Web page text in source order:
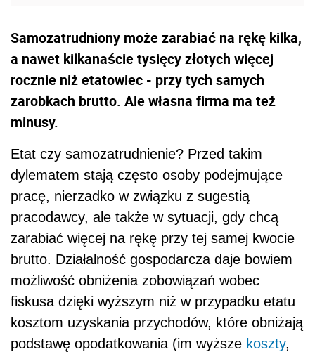
Samozatrudniony może zarabiać na rękę kilka,
a nawet kilkanaście tysięcy złotych więcej
rocznie niż etatowiec - przy tych samych
zarobkach brutto. Ale własna firma ma też
minusy.
Etat czy samozatrudnienie? Przed takim
dylematem stają często osoby podejmujące
pracę, nierzadko w związku z sugestią
pracodawcy, ale także w sytuacji, gdy chcą
zarabiać więcej na rękę przy tej samej kwocie
brutto. Działalność gospodarcza daje bowiem
możliwość obniżenia zobowiązań wobec
fiskusa dzięki wyższym niż w przypadku etatu
kosztom uzyskania przychodów, które obniżają
podstawę opodatkowania (im wyższe koszty,